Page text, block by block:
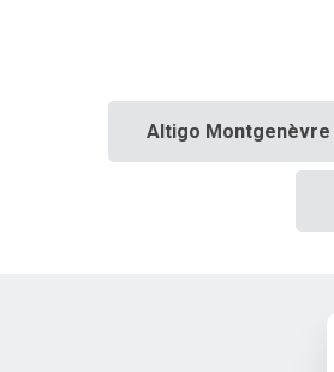
Altigo Montgenèvre